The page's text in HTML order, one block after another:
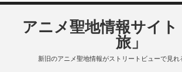
アニメ聖地情報サイト
旅」
新旧のアニメ聖地情報がストリートビューで見れ